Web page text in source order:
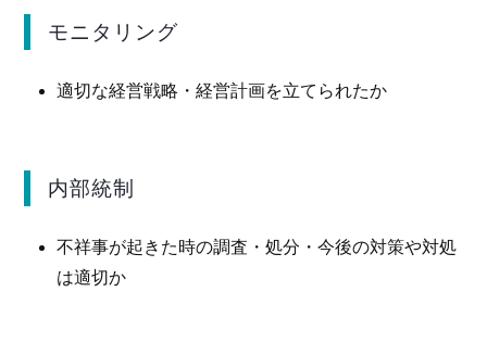
モニタリング
適切な経営戦略・経営計画を立てられたか
内部統制
不祥事が起きた時の調査・処分・今後の対策や対処
は適切か